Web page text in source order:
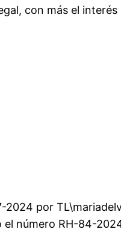
con más el
2024 por
el número RH-84-